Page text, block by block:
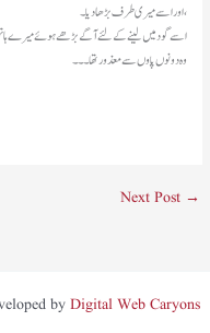
،اور اسے میری طرف بڑها دیا۔
اسے گود میں لینے کے لئےآگے بڑهے ہوئے میرے
وہ دونوں پاوں سے معذور تها۔۔۔
Next Post →
by Digital Web Caryons